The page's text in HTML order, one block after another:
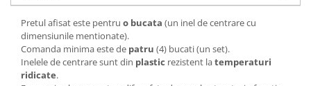
Pretul afisat este pentru o bucata (un inel de centrare cu
dimensiunile mentionate).
Comanda minima este de patru (4) bucati (un set).
Inelele de centrare sunt din plastic rezistent latemperaturi
ridicate.